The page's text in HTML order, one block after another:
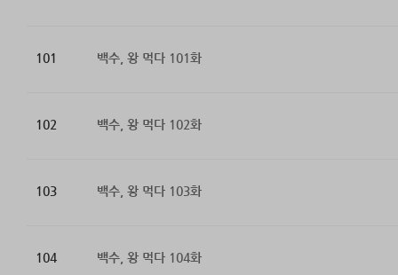
101 백수, 왕 먹다 101화
102 백수, 왕 먹다 102화
103 백수, 왕 먹다 103화
104 백수, 왕 먹다 104화